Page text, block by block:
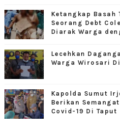
Ketangkap
Seorang Debt
Diarak Warga
Lecehkan
Warga Wirosari
Kapolda Sumut
Berikan
Covid-19 Di Taput